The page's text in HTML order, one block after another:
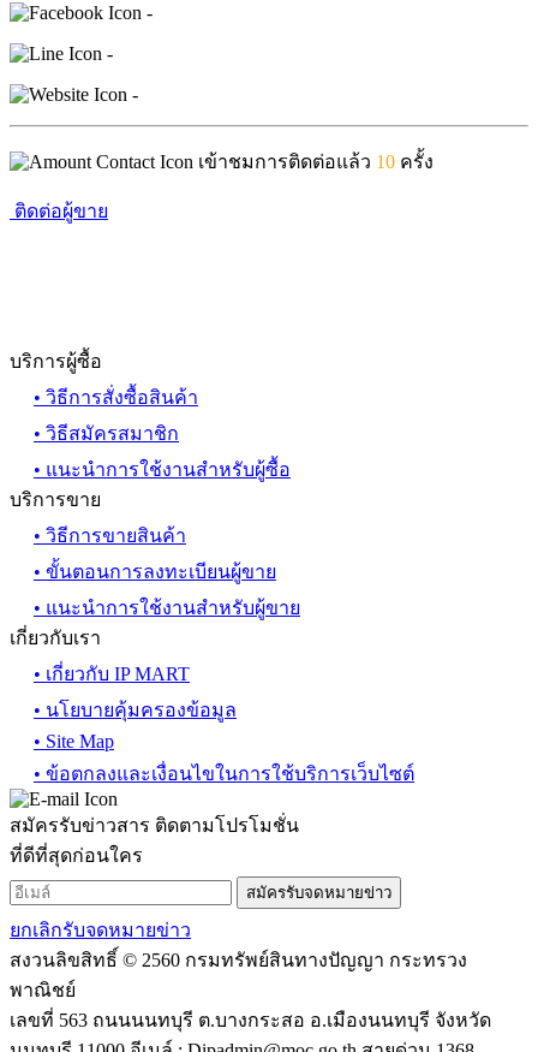
-
-
-
เข้าชมการติดต่อแล้ว 10 ครั้ง
ติดต่อผู้ขาย
บริการผู้ซื้อ
• วิธีการสั่งซื้อสินค้า
• วิธีสมัครสมาชิก
• แนะนำการใช้งานสำหรับผู้ซื้อ
บริการขาย
• วิธีการขายสินค้า
• ขั้นตอนการลงทะเบียนผู้ขาย
• แนะนำการใช้งานสำหรับผู้ขาย
เกี่ยวกับเรา
• เกี่ยวกับ IP MART
• นโยบายคุ้มครองข้อมูล
• Site Map
• ข้อตกลงและเงื่อนไขในการใช้บริการเว็บไซต์
สมัครรับข่าวสาร ติดตามโปรโมชั่น
ที่ดีที่สุดก่อนใคร
สมัครรับจดหมายข่าว
ยกเลิกรับจดหมายข่าว
สงวนลิขสิทธิ์ © 2560 กรมทรัพย์สินทางปัญญา กระทรวง
พาณิชย์
เลขที่ 563 ถนนนนทบุรี ต.บางกระสอ อ.เมืองนนทบุรี จังหวัด